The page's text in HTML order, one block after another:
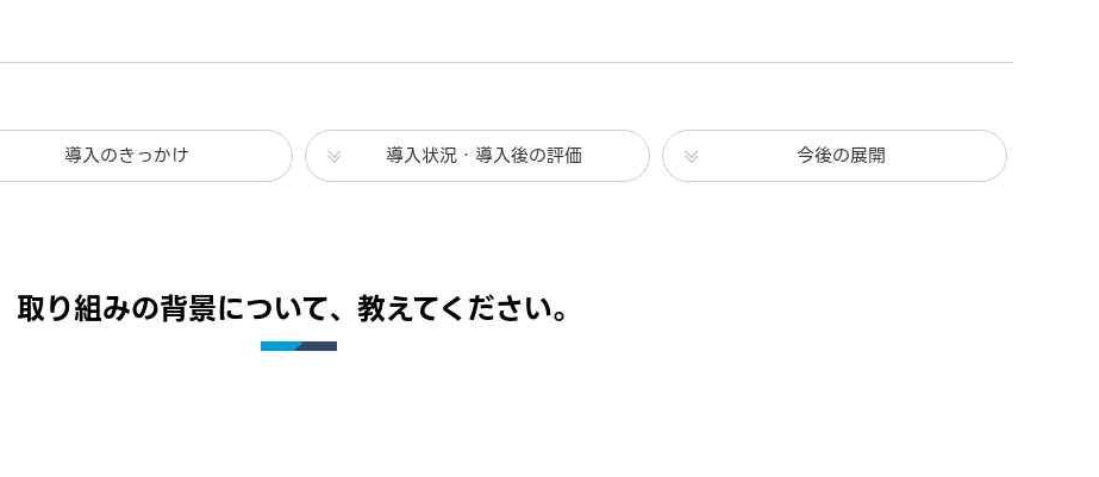
導入のきっかけ 導入状況・導入後の評価 今後の展開
取り組みの背景について、教えてください。